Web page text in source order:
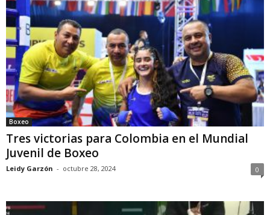
Boxeo
Tres victorias para Colombia en el Mundial
Juvenil de Boxeo
Leidy Garzón - octubre 28, 2024 0